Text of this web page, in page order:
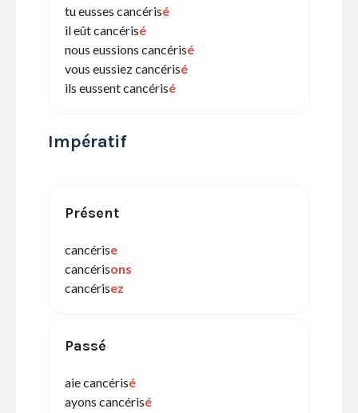
tu eusses cancérisé
il eût cancérisé
nous eussions cancérisé
vous eussiez cancérisé
ils eussent cancérisé
Impératif
Présent
cancérise
cancérisons
cancérisez
Passé
aie cancérisé
ayons cancérisé